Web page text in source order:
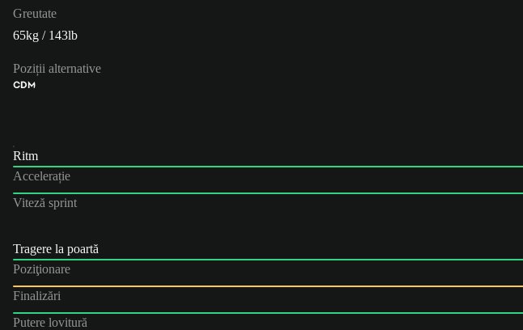
Greutate
65kg / 143lb
Poziții alternative
CDM
Ritm
Accelerație
Viteză sprint
Tragere la poartă
Poziţionare
Finalizări
Putere lovitură